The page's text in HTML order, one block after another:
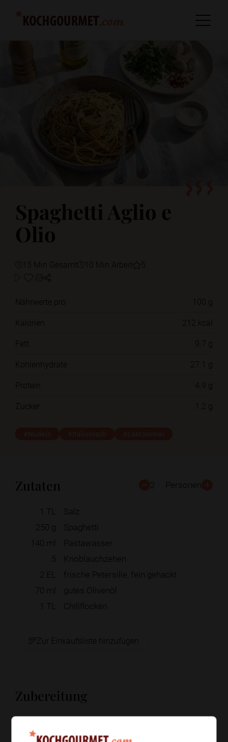
Spaghetti Aglio e
Olio
15 Min Gesamt 10 Min Arbeit 5
Nährwerte pro
100 g
Kalorien
212 kcal
Fett
9.7 g
Kohlenhydrate
27.1 g
Protein
4.9 g
Zucker
1.2 g
Zutaten 2 Personen
1 TL
Salz
250 g
Spaghetti
140 ml
Pastawasser
5
Knoblauchzehen
2 EL
frische Petersilie, fein gehackt
70 ml
gutes Olivenöl
1 TL Chiliflocken
Zur Einkaufsliste hinzufügen
Zubereitung
Schritt 1/6
Einen großen Topf mit reichlich Salzwasser zum